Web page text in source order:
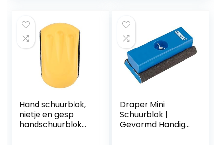
Hand schuurblok,
nietje en gesp
handschuurblok
Draper Mini
Schuurblok |
Gevormd Handig